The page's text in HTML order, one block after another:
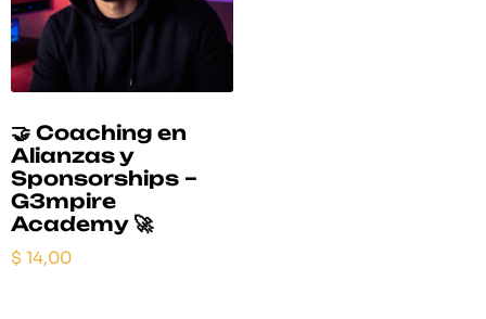
🤝 Coaching en
Alianzas y
Sponsorships –
G3mpire
Academy 🚀
$ 14,00